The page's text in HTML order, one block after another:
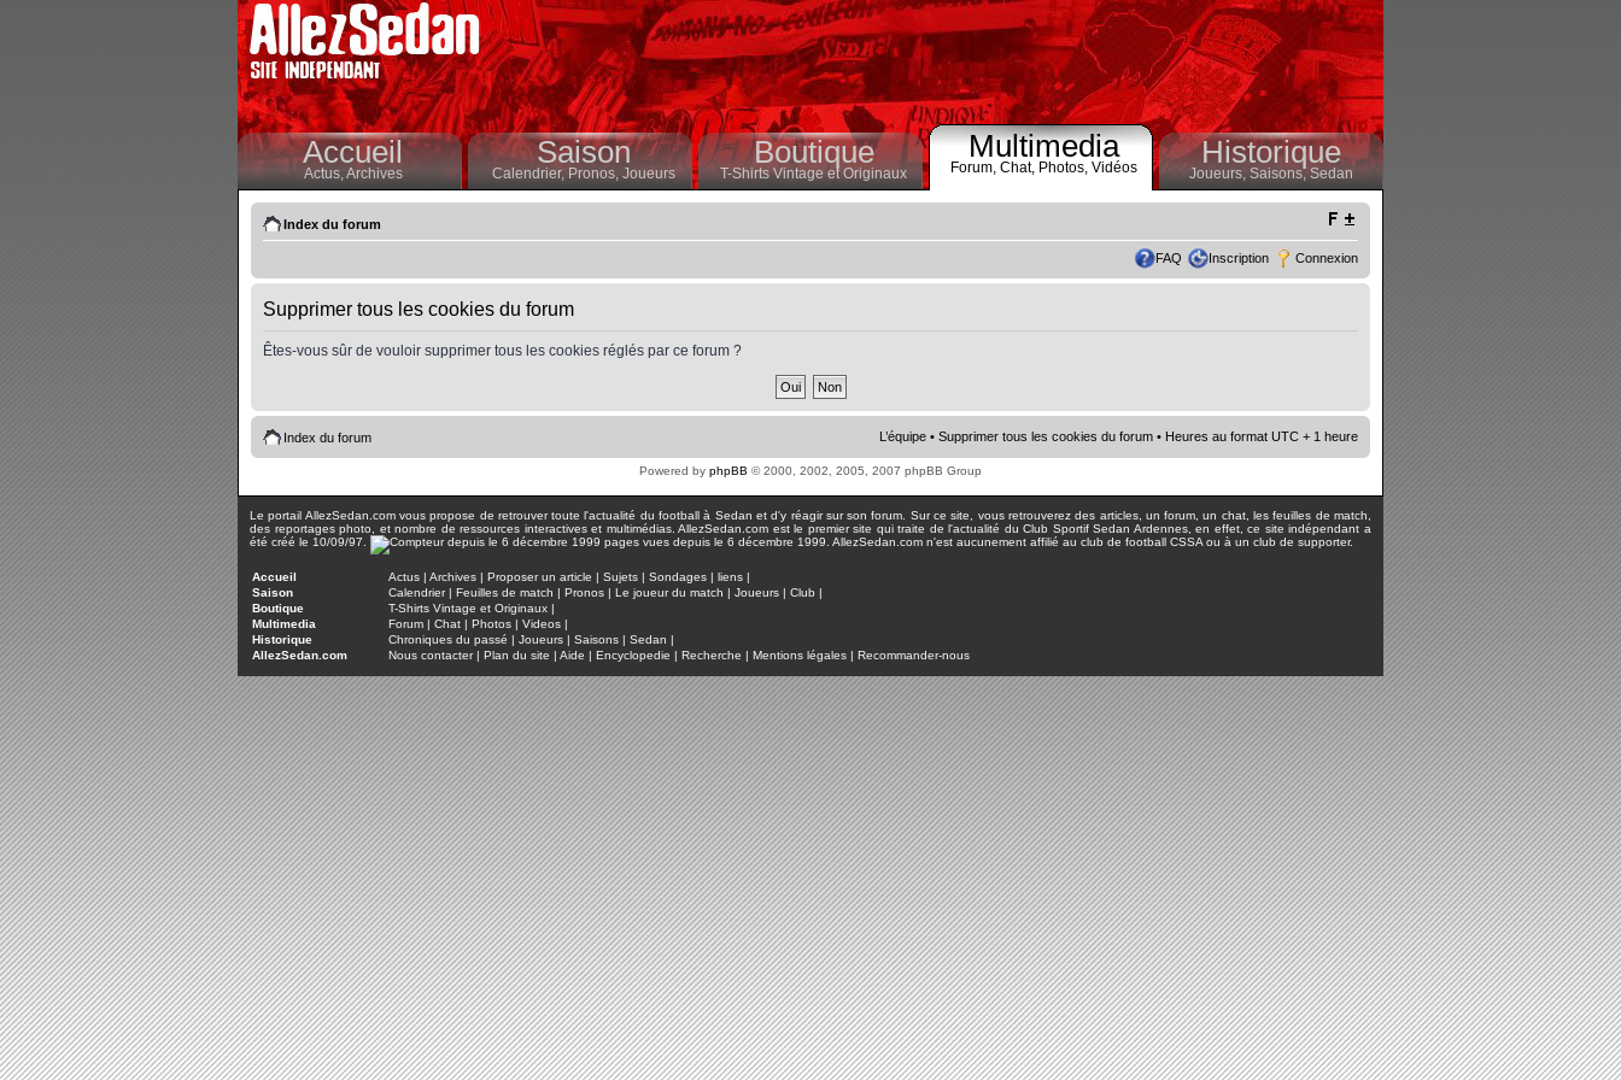
Accueil
Actus,Archives
Saison
Calendrier,Pronos, Joueurs
Boutique
T-Shirts Vintage et Originaux
Multimedia
Forum, Chat, Photos, Vidéos Historique
Joueurs, Saisons,Sedan
Index du forum
FAQ Inscription Connexion
Supprimer tous les cookies du forum
Êtes-vous sûr de vouloir supprimer tous les cookies réglés par ce forum ?
Index du forum L’équipe • Supprimer tous les cookies du forum • Heures au format UTC + 1 heure
Powered by phpBB © 2000, 2002, 2005, 2007 phpBB Group
Le portail AllezSedan.com vous propose de retrouver toute l'actualité du football à Sedan et d'y réagir sur son forum. Sur ce site, vous retrouverez des articles, un forum, un chat, les feuilles de match,
des reportages photo, et nombre de ressources interactives et multimédias. AllezSedan.com est le premier site qui traite de l'actualité du Club Sportif Sedan Ardennes, en effet, ce site indépendant a
été créé le 10/09/97.
pages vues depuis le 6 décembre 1999. AllezSedan.com n'est aucunement affilié au club de football CSSA ou à un club de supporter.
Accueil Actus | Archives | Proposer un article | Sujets | Sondages | liens |
Saison
Calendrier| Feuilles de match | Pronos | Le joueur du match | Joueurs | Club |
Boutique
T-Shirts Vintage et Originaux |
Multimedia
Forum | Chat | Photos | Videos |
Historique
Chroniques du passé | Joueurs | Saisons | Sedan |
AllezSedan.com
Nous contacter| Plan du site | Aide | Encyclopedie | Recherche | Mentions légales | Recommander-nous